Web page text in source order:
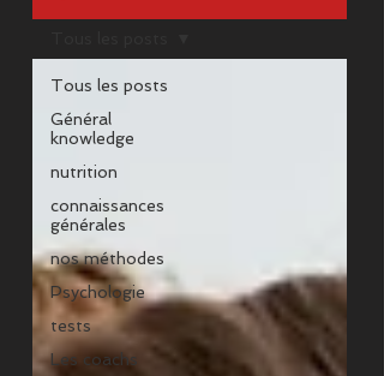
Tous les posts
Général
knowledge
nutrition
connaissances
générales
nos méthodes
Psychologie
tests
Les coachs